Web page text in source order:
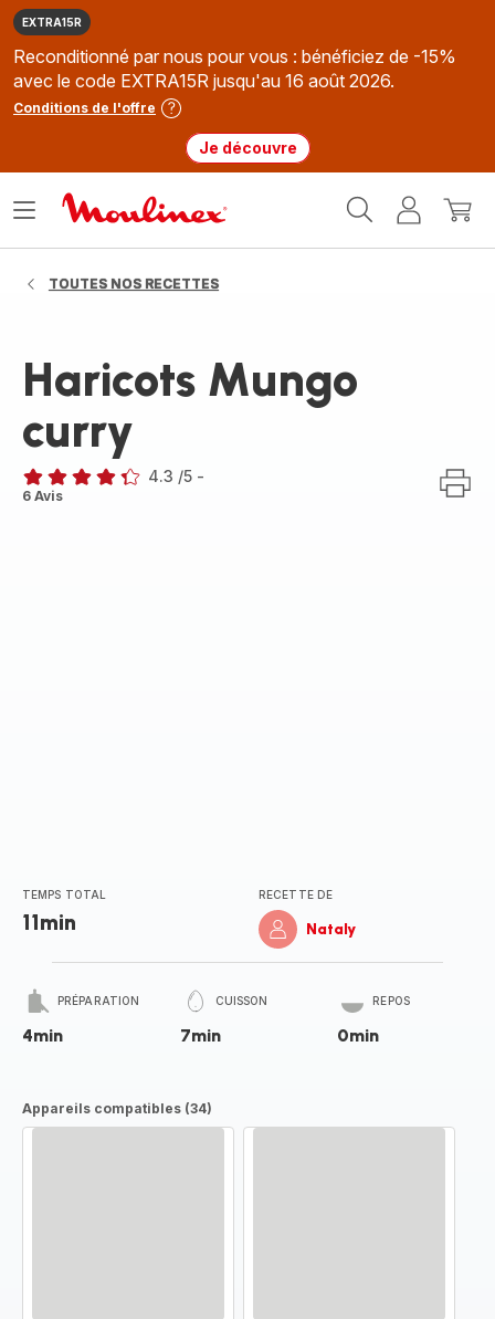
EXTRA15R
Reconditionné par nous pour vous : bénéficiez de -15%
avec le code EXTRA15R jusqu'au 16 août 2026.
Conditions de l'offre
Je découvre
MonMon
Ouvrir
TOUTES NOS RECETTES
Haricots Mungo
curry
ratings.4.3
4.3 /5 -
6 Avis
TEMPS TOTAL
11min
RECETTE DE
Nataly
PRÉPARATION
4min
CUISSON
7min
REPOS
0min
Appareils compatibles (34)